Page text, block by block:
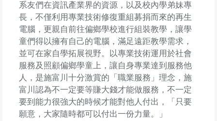
系友們在資訊產業界的資源，以及校內學弟妹專
長，不僅利用專業技術修復重組募捐而來的再生
電腦，更親自前往偏鄉學校進行組裝教學，讓學
童們得以擁有自己的電腦，滿足遠距教學需求，
並可在家自學拓展視野。以專業技術運用於社會
服務及照顧偏鄉學童上，讓自身專業達到服務他
人，是施富川十分激賞的「職業服務」理念，施
富川認為不一定要等賺大錢才能做服務，不一定
要到能力很強大的時候才能對他人付出，「只要
願意，大家隨時都可以付出一份力量。」